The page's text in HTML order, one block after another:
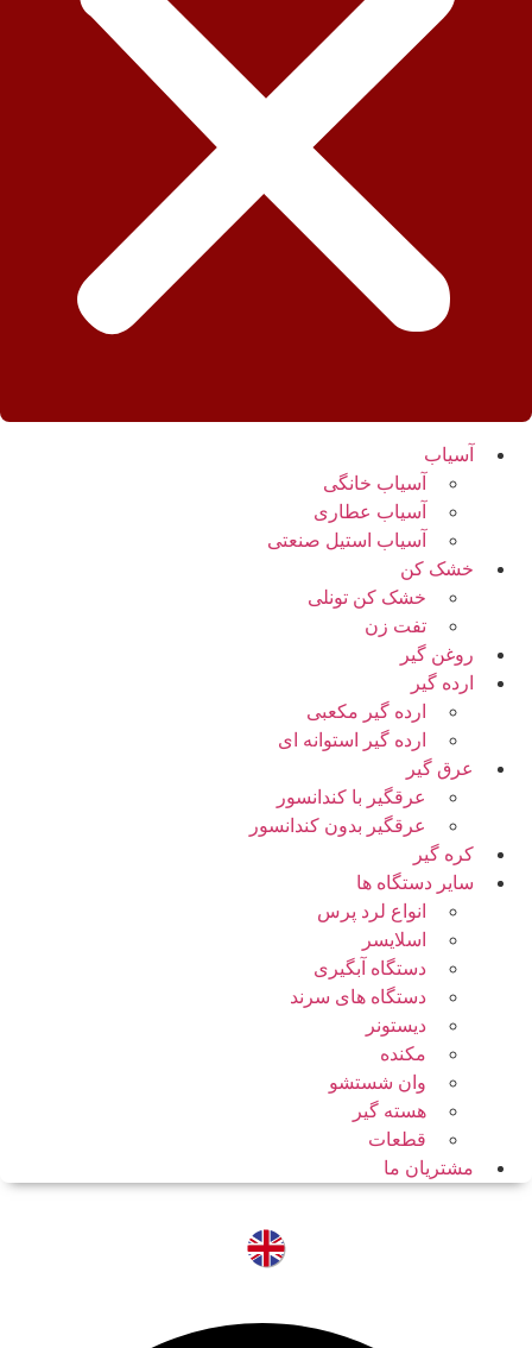
آسیاب
آسیاب خانگی
آسیاب عطاری
آسیاب استیل صنعتی
خشک کن
خشک کن تونلی
تفت زن
روغن گیر
ارده گیر
ارده گیر مکعبی
ارده گیر استوانه ای
عرق گیر
عرقگیر با کندانسور
عرقگیر بدون کندانسور
کره گیر
سایر دستگاه ها
انواع لرد پرس
اسلایسر
دستگاه آبگیری
دستگاه های سرند
دیستونر
مکنده
وان شستشو
هسته گیر
قطعات
مشتریان ما